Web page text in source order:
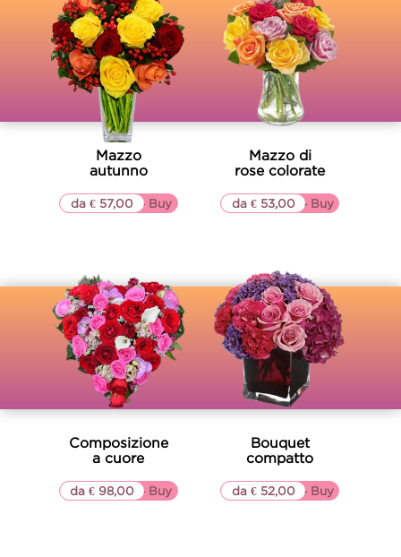
Mazzo
autunno
▷▷ Buy
da € 57,00
Mazzo di
rose colorate
▷▷ Buy
da € 53,00
Composizione
a cuore
▷▷ Buy
da € 98,00
Bouquet
compatto
▷▷ Buy
da € 52,00